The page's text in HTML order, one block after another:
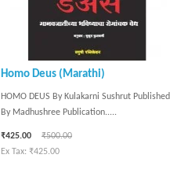
Homo Deus (Marathi)
HOMO DEUS By Kulakarni Sushrut Published
By Madhushree Publication.....
₹425.00
₹500.00
Ex Tax: ₹425.00